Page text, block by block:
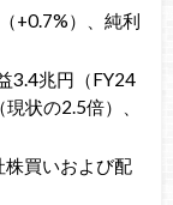
+0.7%）、純利
3.4兆円（FY24
状の2.5倍）、
株買いおよび配